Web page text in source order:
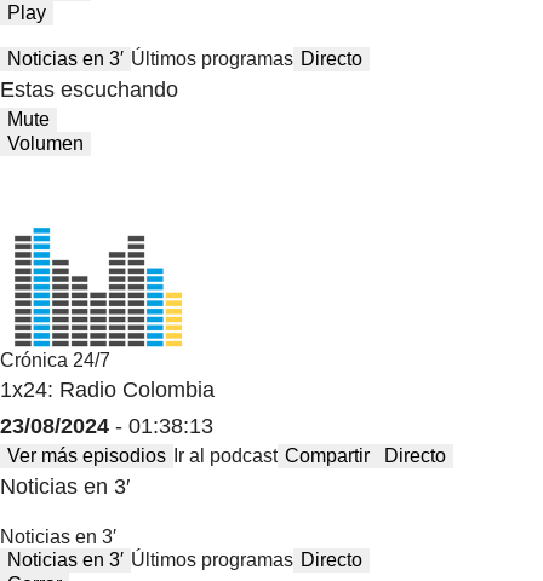
Play
Noticias en 3′ Últimos programas Directo
Estas escuchando
Mute
Volumen
Crónica 24/7
1x24: Radio Colombia
23/08/2024 - 01:38:13
Ver más episodios Ir al podcast Compartir Directo
Noticias en 3′
Noticias en 3′
Noticias en 3′ Últimos programas Directo